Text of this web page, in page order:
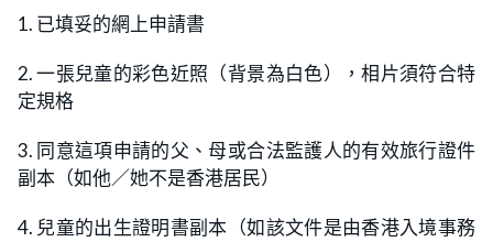
1. 已填妥的網上申請書
2. 一張兒童的彩色近照（背景為白色），相片須符合特
定規格
3. 同意這項申請的父、母或合法監護人的有效旅行證件
副本（如他／她不是香港居民）
4. 兒童的出生證明書副本（如該文件是由香港入境事務